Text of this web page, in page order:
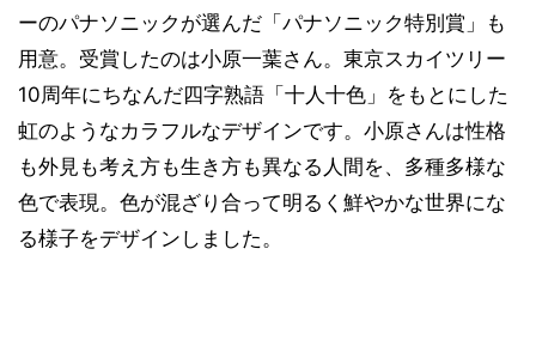
ーのパナソニックが選んだ「パナソニック特別賞」も
用意。受賞したのは小原一葉さん。東京スカイツリー
10周年にちなんだ四字熟語「十人十色」をもとにした
虹のようなカラフルなデザインです。小原さんは性格
も外見も考え方も生き方も異なる人間を、多種多様な
色で表現。色が混ざり合って明るく鮮やかな世界にな
る様子をデザインしました。